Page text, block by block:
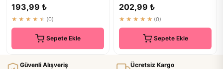
193,99 ₺
★★★★★ (0)
Sepete Ekle
202,99 ₺
★★★★★ (0)
Sepete Ekle
Güvenli Alışveriş Ücretsiz Kargo